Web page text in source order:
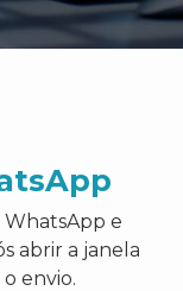
e
abrir a janela
envio.